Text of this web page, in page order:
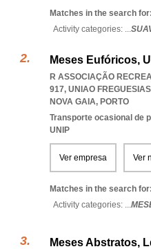
Matches in the search for:
Activity categories: ...
Meses Eufóricos,
R ASSOCIAÇÃO
917, UNIAO
NOVA GAIA, PORTO
Transporte ocasional de
UNIP
Ver empresa Ver
Matches in the search for:
Activity categories: ...
Meses Abstratos,